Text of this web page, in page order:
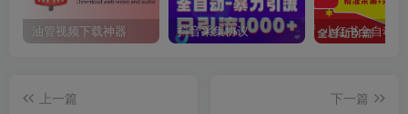
油管视频下载神器 抖音采集协议
上一篇
下一篇